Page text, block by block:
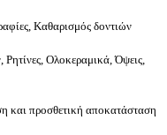
Καθαρισμός δοντιών
Ολοκεραμικά, Όψεις,
και προσθετική αποκατάσταση